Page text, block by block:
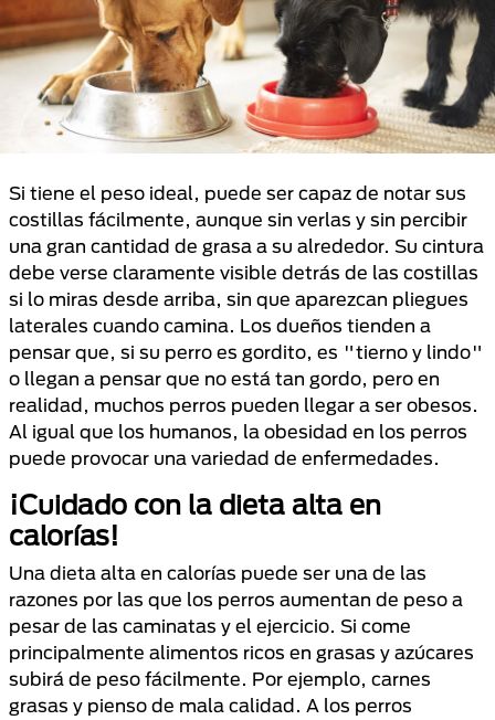
Si tiene el peso ideal, puede ser capaz de notar sus
costillas fácilmente, aunque sin verlas y sin percibir
una gran cantidad de grasa a su alrededor. Su cintura
debe verse claramente visible detrás de las costillas
si lo miras desde arriba, sin que aparezcan pliegues
laterales cuando camina. Los dueños tienden a
pensar que, si su perro es gordito, es "tierno y lindo"
o llegan a pensar que no está tan gordo, pero en
realidad, muchos perros pueden llegar a ser obesos.
Al igual que los humanos, la obesidad en los perros
puede provocar una variedad de enfermedades.
¡Cuidado con la dieta alta en
calorías!
Una dieta alta en calorías puede ser una de las
razones por las que los perros aumentan de peso a
pesar de las caminatas y el ejercicio. Si come
principalmente alimentos ricos en grasas y azúcares
subirá de peso fácilmente. Por ejemplo, carnes
grasas y pienso de mala calidad. A los perros